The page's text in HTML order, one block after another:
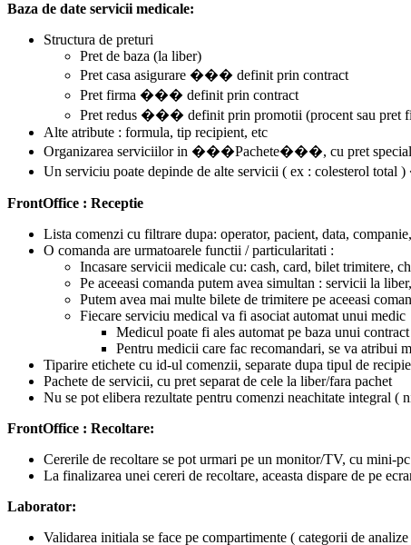
Baza de date servicii medicale:
Structura de preturi
Pret de baza (la liber)
Pret casa asigurare ��� definit prin contract
Pret firma ��� definit prin contract
Pret redus ��� definit prin promotii (procent sau pret
Alte atribute : formula, tip recipient, etc
Organizarea serviciilor in ���Pachete���, cu pret special ;
Un serviciu poate depinde de alte servicii ( ex : colesterol
FrontOffice : Receptie
Lista comenzi cu filtrare dupa: operator, pacient, data,
O comanda are urmatoarele functii / particularitati :
Incasare servicii medicale cu: cash, card, bilet trimitere,
Pe aceeasi comanda putem avea simultan : servicii la
Putem avea mai multe bilete de trimitere pe aceeasi
Fiecare serviciu medical va fi asociat automat unui medic
Medicul poate fi ales automat pe baza unui
Pentru medicii care fac recomandari, se va atribui
Tiparire etichete cu id-ul comenzii, separate dupa tipul de
Pachete de servicii, cu pret separat de cele la liber/fara pachet
Nu se pot elibera rezultate pentru comenzi neachitate integral (
FrontOffice : Recoltare:
Cererile de recoltare se pot urmari pe un monitor/TV, cu mini-
La finalizarea unei cereri de recoltare, aceasta dispare de pe
Laborator:
Validarea initiala se face pe compartimente ( categorii de